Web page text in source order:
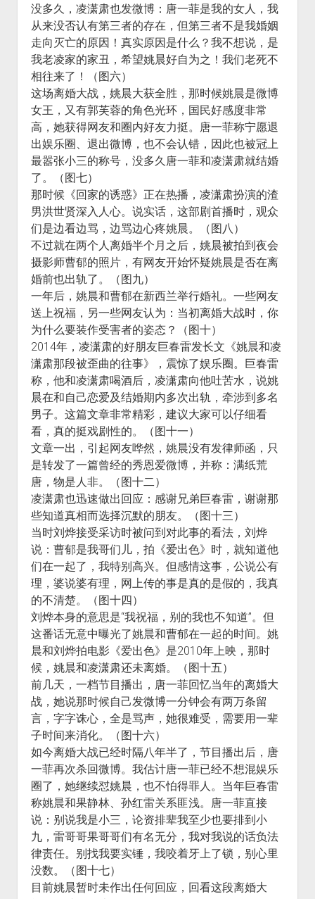
没多久，凌潇肃也发微博：唐一菲是我的女人，我
从来没否认有第三者的存在，但第三者不是我婚姻
走向灭亡的原因！真实原因是什么？我不想说，是
我老凌家的家丑，希望姚晨好自为之！我们老死不
相往来了！（图六）
这场离婚大战，姚晨大获全胜，那时候姚晨是微博
女王，又有郭芙蓉的角色光环，国民好感度非常
高，她获得网友和圈内好友力挺。唐一菲称宁愿退
出娱乐圈、退出微博，也不会认错，因此也被冠上
最嚣张小三的称号，没多久唐一菲和凌潇肃就结婚
了。（图七）
那时候《回家的诱惑》正在热播，凌潇肃扮演的渣
男洪世贤深入人心。说实话，这部剧首播时，观众
们是边看边骂，边骂边心疼姚晨。（图八）
不过就在两个人离婚半个月之后，姚晨被拍到夜会
摄影师曹郁的照片，有网友开始怀疑姚晨是否在离
婚前也出轨了。（图九）
一年后，姚晨和曹郁在新西兰举行婚礼。一些网友
送上祝福，另一些网友认为：当初离婚大战时，你
为什么要装作受害者的姿态？（图十）
2014年，凌潇肃的好朋友巨春雷发长文《姚晨和凌
潇肃那段被歪曲的往事》，震惊了娱乐圈。巨春雷
称，他和凌潇肃喝酒后，凌潇肃向他吐苦水，说姚
晨在和自己恋爱及结婚期内多次出轨，牵涉到多名
男子。这篇文章非常精彩，建议大家可以仔细看
看，真的挺戏剧性的。（图十一）
文章一出，引起网友哗然，姚晨没有发律师函，只
是转发了一篇曾经的秀恩爱微博，并称：满纸荒
唐，物是人非。（图十二）
凌潇肃也迅速做出回应：感谢兄弟巨春雷，谢谢那
些知道真相而选择沉默的朋友。（图十三）
当时刘烨接受采访时被问到对此事的看法，刘烨
说：曹郁是我哥们儿，拍《爱出色》时，就知道他
们在一起了，我特别高兴。但感情这事，公说公有
理，婆说婆有理，网上传的事是真的是假的，我真
的不清楚。（图十四）
刘烨本身的意思是“我祝福，别的我也不知道”。但
这番话无意中曝光了姚晨和曹郁在一起的时间。姚
晨和刘烨拍电影《爱出色》是2010年上映，那时
候，姚晨和凌潇肃还未离婚。（图十五）
前几天，一档节目播出，唐一菲回忆当年的离婚大
战，她说那时候自己发微博一分钟会有两万条留
言，字字诛心，全是骂声，她很难受，需要用一辈
子时间来消化。（图十六）
如今离婚大战已经时隔八年半了，节目播出后，唐
一菲再次杀回微博。我估计唐一菲已经不想混娱乐
圈了，她继续怼姚晨，也不怕得罪人。当年巨春雷
称姚晨和果静林、孙红雷关系匪浅。唐一菲直接
说：别说我是小三，论资排辈我至少也要排到小
九，雷哥哥果哥哥们有名无分，我对我说的话负法
律责任。别找我要实锤，我咬着牙上了锁，别心里
没数。（图十七）
目前姚晨暂时未作出任何回应，回看这段离婚大